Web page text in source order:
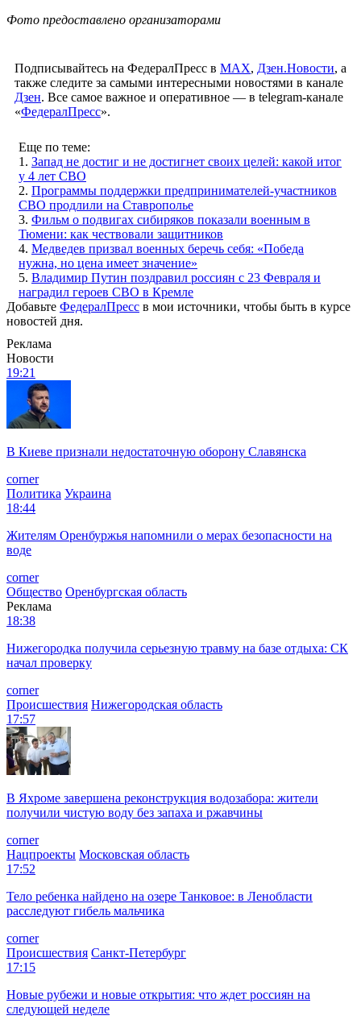
Фото предоставлено организаторами
Подписывайтесь на ФедералПресс в МАХ, Дзен.Новости, а
также следите за самыми интересными новостями в канале
Дзен. Все самое важное и оперативное — в telegram-канале
«ФедералПресс».
Еще по теме:
1. Запад не достиг и не достигнет своих целей: какой итог
у 4 лет СВО
2. Программы поддержки предпринимателей-участников
СВО продлили на Ставрополье
3. Фильм о подвигах сибиряков показали военным в
Тюмени: как чествовали защитников
4. Медведев призвал военных беречь себя: «Победа
нужна, но цена имеет значение»
5. Владимир Путин поздравил россиян с 23 Февраля и
наградил героев СВО в Кремле
Добавьте ФедералПресс в мои источники, чтобы быть в курсе
новостей дня.
Реклама
Новости
19:21
В Киеве признали недостаточную оборону Славянска
corner
Политика Украина
18:44
Жителям Оренбуржья напомнили о мерах безопасности на
воде
corner
Общество Оренбургская область
Реклама
18:38
Нижегородка получила серьезную травму на базе отдыха: СК
начал проверку
corner
Происшествия Нижегородская область
17:57
В Яхроме завершена реконструкция водозабора: жители
получили чистую воду без запаха и ржавчины
corner
Нацпроекты Московская область
17:52
Тело ребенка найдено на озере Танковое: в Ленобласти
расследуют гибель мальчика
corner
Происшествия Санкт-Петербург
17:15
Новые рубежи и новые открытия: что ждет россиян на
следующей неделе